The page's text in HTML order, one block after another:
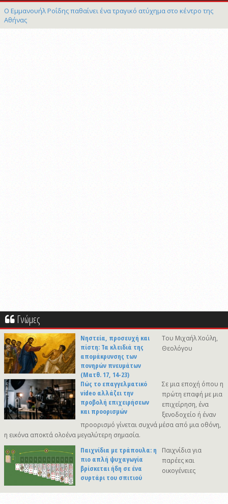
Ο Εμμανουήλ Ροΐδης παθαίνει ένα τραγικό ατύχημα στο κέντρο της
Αθήνας
Γνώμες
Νηστεία, προσευχή και
πίστη: Τα κλειδιά της
απομάκρυνσης των
πονηρών πνευμάτων
(Ματθ. 17, 14-23)
Του Μιχαήλ Χούλη,
Θεολόγου
Πώς το επαγγελματικό
video αλλάζει την
προβολή επιχειρήσεων
και προορισμών
Σε μια εποχή όπου η
πρώτη επαφή με μια
επιχείρηση, ένα
ξενοδοχείο ή έναν
προορισμό γίνεται συχνά μέσα από μια οθόνη,
η εικόνα αποκτά ολοένα μεγαλύτερη σημασία.
Παιχνίδια με τράπουλα: η
πιο απλή ψυχαγωγία
βρίσκεται ήδη σε ένα
συρτάρι του σπιτιού
Παιχνίδια για
παρέες και
οικογένειες